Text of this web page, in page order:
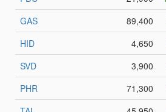
HÀNG
KINH